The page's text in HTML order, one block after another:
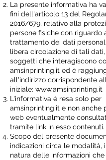
La presente informativa ha
fini dell'articolo 13 del
2016/679, relativo alla
persone fisiche con riguardo
trattamento dei dati
libera circolazione di tali
soggetti che interagiscono
amsinprinting.it ed è
all'indirizzo corrispondente
iniziale: www.amsinprinting.it
L'informativa è resa solo per
amsinprinting.it e non anche
web eventualmente
tramite link in esso contenuti.
Scopo del presente
indicazioni circa le modalità,
natura delle informazioni